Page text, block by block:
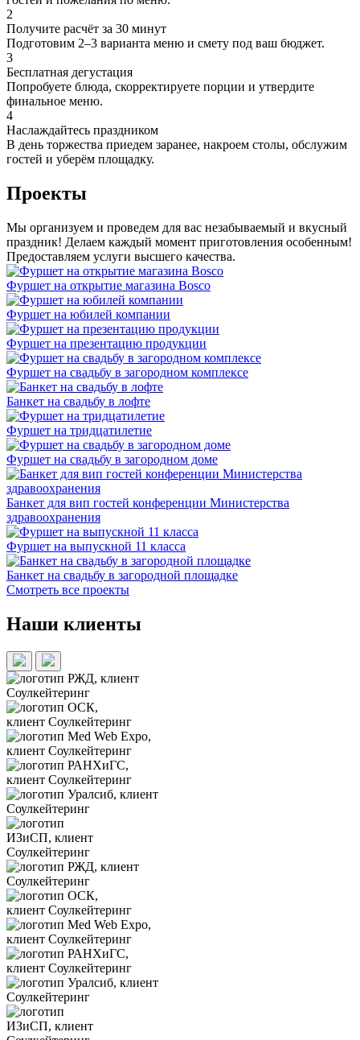
2
Получите расчёт за 30 минут
Подготовим 2–3 варианта меню и смету под ваш бюджет.
3
Бесплатная дегустация
Попробуете блюда, скорректируете порции и утвердите
финальное меню.
4
Наслаждайтесь праздником
В день торжества приедем заранее, накроем столы, обслужим
гостей и уберём площадку.
Проекты
Мы организуем и проведем для вас незабываемый и вкусный
праздник! Делаем каждый момент приготовления особенным!
Предоставляем услуги высшего качества.
Фуршет на открытие магазина Bosco
Фуршет на юбилей компании
Фуршет на презентацию продукции
Фуршет на свадьбу в загородном комплексе
Банкет на свадьбу в лофте
Фуршет на тридцатилетие
Фуршет на свадьбу в загородном доме
Банкет для вип гостей конференции Министерства
здравоохранения
Фуршет на выпускной 11 класса
Банкет на свадьбу в загородной площадке
Смотреть все проекты
Наши клиенты